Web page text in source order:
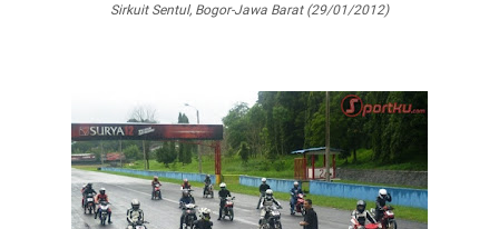
Sirkuit Sentul, Bogor-Jawa Barat (29/01/2012)